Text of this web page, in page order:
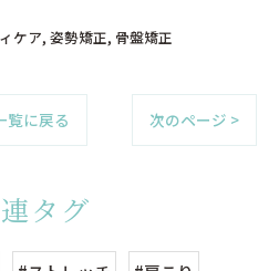
ケア 姿勢矯正 骨盤矯正
覧に戻る 次のページ >
タグ